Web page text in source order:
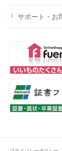
サポート・お